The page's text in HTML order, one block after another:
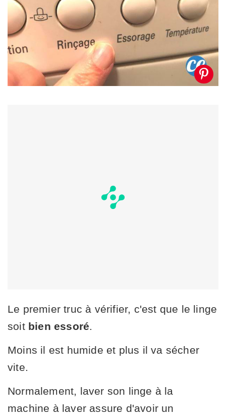
Le premier truc à vérifier, c'est que le linge
soit bien essoré.
Moins il est humide et plus il va sécher
vite.
Normalement, laver son linge à la
machine à laver assure d'avoir un